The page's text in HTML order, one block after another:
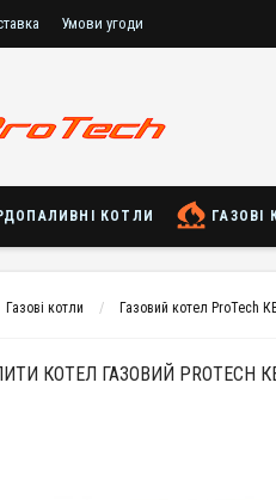
Умови угоди
КОТЛИ ГАЗОВІ
Газові котли Газовий котел ProTech
КОТЕЛ ГАЗОВИЙ PROTECH